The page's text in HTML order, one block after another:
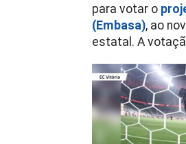
para votar o
(Embasa), ao
estatal. A